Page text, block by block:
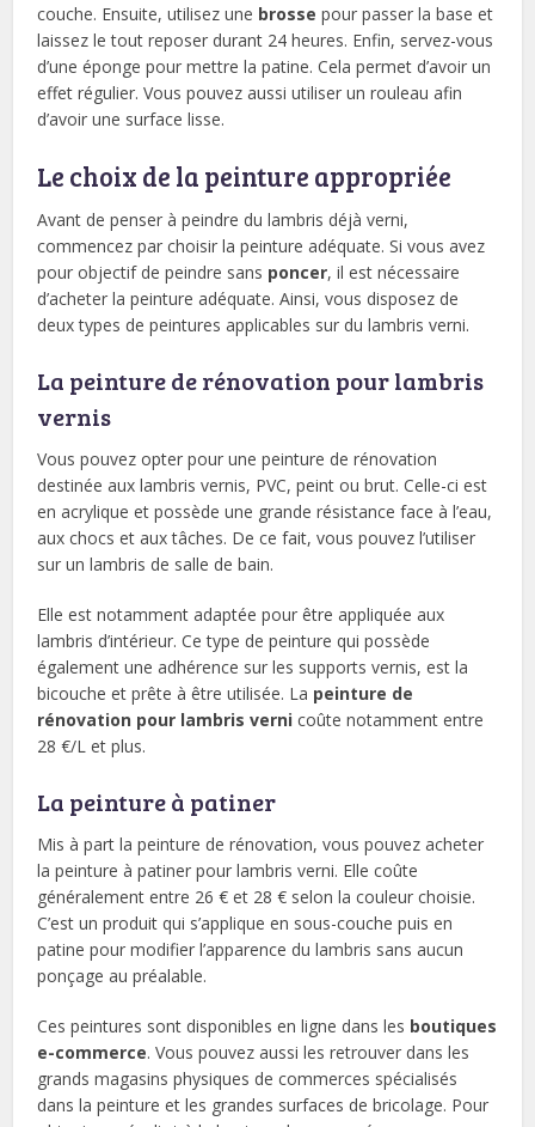
couche. Ensuite, utilisez une brosse pour passer la base et
laissez le tout reposer durant 24 heures. Enfin, servez-vous
d’une éponge pour mettre la patine. Cela permet d’avoir un
effet régulier. Vous pouvez aussi utiliser un rouleau afin
d’avoir une surface lisse.
Le choix de la peinture appropriée
Avant de penser à peindre du lambris déjà verni,
commencez par choisir la peinture adéquate. Si vous avez
pour objectif de peindre sans poncer, il est nécessaire
d’acheter la peinture adéquate. Ainsi, vous disposez de
deux types de peintures applicables sur du lambris verni.
La peinture de rénovation pour lambris
vernis
Vous pouvez opter pour une peinture de rénovation
destinée aux lambris vernis, PVC, peint ou brut. Celle-ci est
en acrylique et possède une grande résistance face à l’eau,
aux chocs et aux tâches. De ce fait, vous pouvez l’utiliser
sur un lambris de salle de bain.
Elle est notamment adaptée pour être appliquée aux
lambris d’intérieur. Ce type de peinture qui possède
également une adhérence sur les supports vernis, est la
bicouche et prête à être utilisée. La peinture de
rénovation pour lambris verni coûte notamment entre
28 €/L et plus.
La peinture à patiner
Mis à part la peinture de rénovation, vous pouvez acheter
la peinture à patiner pour lambris verni. Elle coûte
généralement entre 26 € et 28 € selon la couleur choisie.
C’est un produit qui s’applique en sous-couche puis en
patine pour modifier l’apparence du lambris sans aucun
ponçage au préalable.
Ces peintures sont disponibles en ligne dans les boutiques
e-commerce. Vous pouvez aussi les retrouver dans les
grands magasins physiques de commerces spécialisés
dans la peinture et les grandes surfaces de bricolage. Pour